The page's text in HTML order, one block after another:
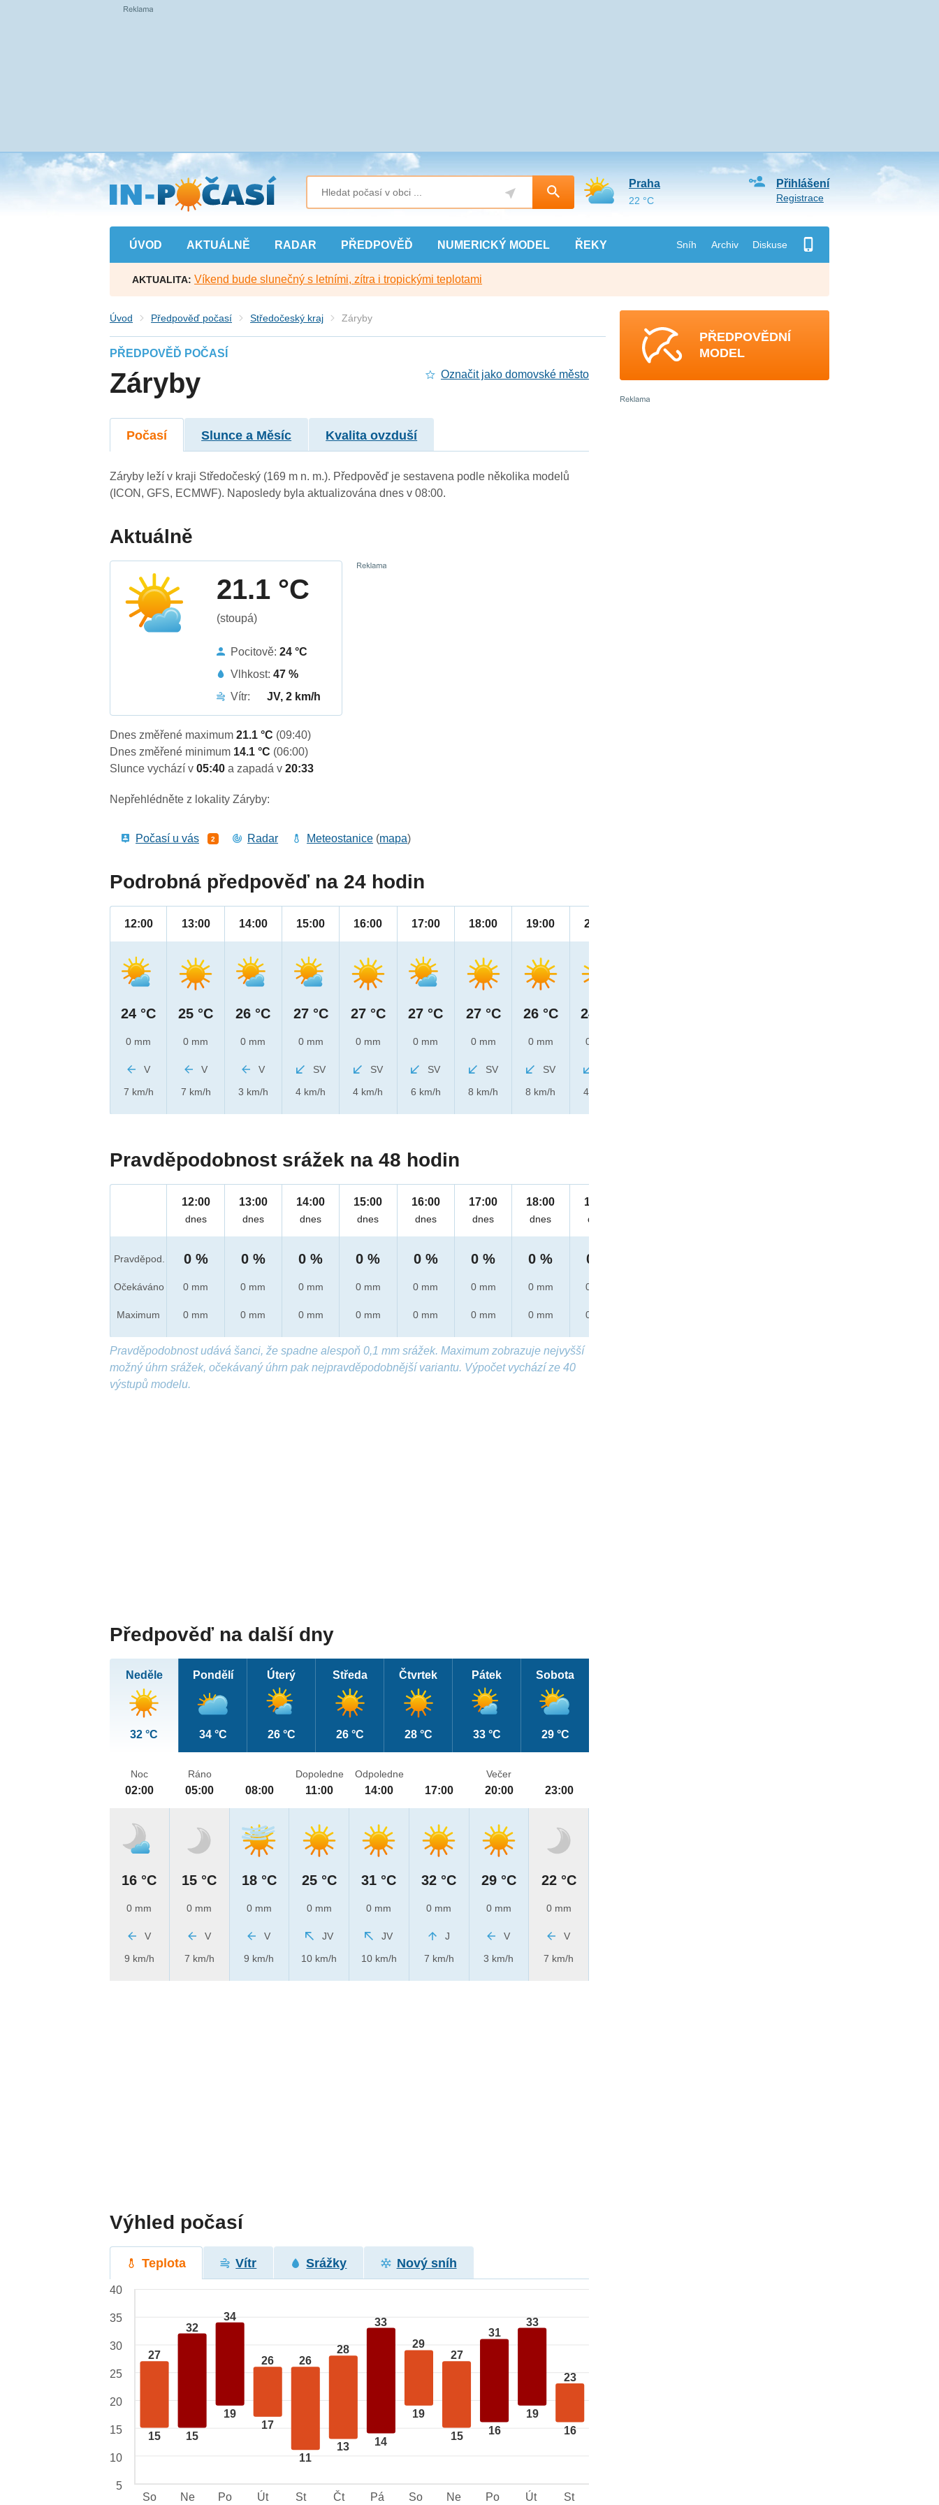
Přejít
na
hlavní
obsah
ÚVOD AKTUÁLNĚ RADAR PŘEDPOVĚĎ NUMERICKÝ MODEL ŘEKY Sníh Archiv Diskuse
Přihlášení
Registrace
Praha
22 °C
AKTUALITA: Víkend bude slunečný s letními, zítra i tropickými teplotami
Úvod Předpověď počasí Středočeský kraj Záryby
PŘEDPOVĚĎ POČASÍ
Záryby Označit jako domovské město
Počasí Slunce a Měsíc Kvalita ovzduší
Záryby leží v kraji Středočeský (169 m n. m.). Předpověď je sestavena podle několika modelů
(ICON, GFS, ECMWF). Naposledy byla aktualizována dnes v 08:00.
Aktuálně
21.1 °C
(stoupá)
Pocitově:24 °C
Vlhkost:47 %
Vítr:
JV, 2 km/h
Dnes změřené maximum21.1 °C (09:40)
Dnes změřené minimum 14.1 °C (06:00)
Slunce vychází v05:40a zapadá v20:33
Nepřehlédněte z lokality Záryby:
Počasí u vás 2 Radar Meteostanice (mapa)
Podrobná předpověď na 24 hodin
12:00
24 °C
0 mm
V
7 km/h
13:00
25 °C
0 mm
V
7 km/h
14:00
26 °C
0 mm
V
3 km/h
15:00
27 °C
0 mm
SV
4 km/h
16:00
27 °C
0 mm
SV
4 km/h
17:00
27 °C
0 mm
SV
6 km/h
18:00
27 °C
0 mm
SV
8 km/h
19:00
26 °C
0 mm
SV
8 km/h
20:00
24 °C
0 mm
4 km/h
Pravděpodobnost srážek na 48 hodin
Pravděpod.
Očekáváno
Maximum
12:00
dnes
0 %
0 mm
0 mm
13:00
dnes
0 %
0 mm
0 mm
14:00
dnes
0 %
0 mm
0 mm
15:00
dnes
0 %
0 mm
0 mm
16:00
dnes
0 %
0 mm
0 mm
17:00
dnes
0 %
0 mm
0 mm
18:00
dnes
0 %
0 mm
0 mm
19:00
dnes
0 %
0 mm
0 mm
Pravděpodobnost udává šanci, že spadne alespoň 0,1 mm srážek. Maximum zobrazuje nejvyšší
možný úhrn srážek, očekávaný úhrn pak nejpravděpodobnější variantu. Výpočet vychází ze 40
výstupů modelu.
Předpověď na další dny
Neděle
32 °C
Pondělí
34 °C
Úterý
26 °C
Středa
26 °C
Čtvrtek
28 °C
Pátek
33 °C
Sobota
29 °C
Noc
02:00
16 °C
0 mm
V
9 km/h
Ráno
05:00
15 °C
0 mm
V
7 km/h
08:00
18 °C
0 mm
V
9 km/h
Dopoledne
11:00
25 °C
0 mm
JV
10 km/h
Odpoledne
14:00
31 °C
0 mm
JV
10 km/h
17:00
32 °C
0 mm
J
7 km/h
Večer
20:00
29 °C
0 mm
V
3 km/h
23:00
22 °C
0 mm
V
7 km/h
Výhled počasí
Teplota Vítr Srážky Nový sníh
27
15
32
15
34
19
26
17
26
11
28
13
33
14
29
19
27
15
31
16
33
19
23
16
40
35
30
25
20
15
10
5
So
Ne Po Út St Čt Pá So Ne Po Út St
PŘEDPOVĚDNÍ
MODEL